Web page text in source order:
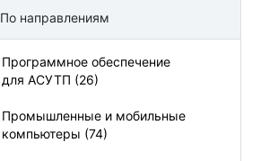
Aetina Corporation (5)
APC (3)
APLEX (14)
По направлениям
Программное обеспечение
для АСУТП (26)
Промышленные и мобильные
компьютеры (74)